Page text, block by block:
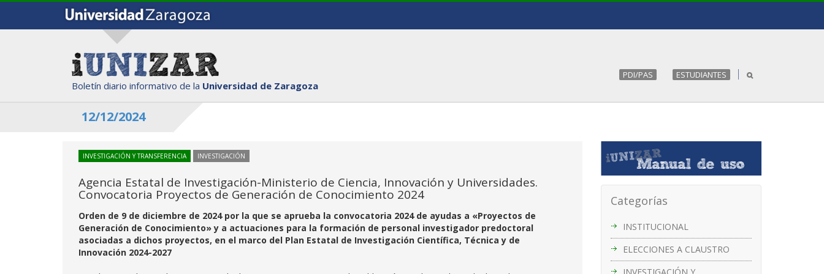
Boletín diario informativo de la Universidad de Zaragoza
PDI/PAS ESTUDIANTES
12/12/2024
Categorías
INSTITUCIONAL
ELECCIONES A CLAUSTRO
INVESTIGACIÓN Y TRANSFERENCIA INVESTIGACIÓN
Agencia Estatal de Investigación-Ministerio de Ciencia, Innovación y Universidades.
Convocatoria Proyectos de Generación de Conocimiento 2024
Orden de 9 de diciembre de 2024 por la que se aprueba la convocatoria 2024 de ayudas a «Proyectos de
Generación de Conocimiento» y a actuaciones para la formación de personal investigador predoctoral
asociadas a dichos proyectos, en el marco del Plan Estatal de Investigación Científica, Técnica y de
Innovación 2024-2027